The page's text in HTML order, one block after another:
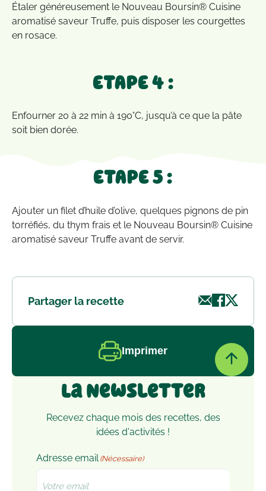
Étaler généreusement le Nouveau Boursin® Cuisine
aromatisé saveur Truffe, puis disposer les courgettes
en rosace.
ETAPE 4 :
Enfourner 20 à 22 min à 190°C, jusqu’à ce que la pâte
soit bien dorée.
ETAPE 5 :
Ajouter un filet d’huile d’olive, quelques pignons de pin
torréfiés, du thym frais et le Nouveau Boursin® Cuisine
aromatisé saveur Truffe avant de servir.
Partager la recette
Imprimer
La Newsletter
Recevez chaque mois des recettes, des
idées d'activités !
Adresse email (Nécessaire)